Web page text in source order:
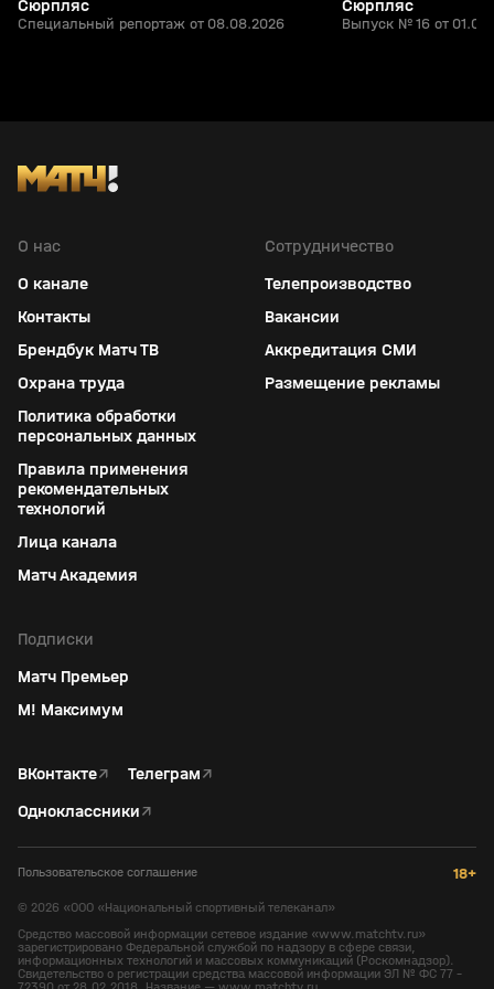
Сюрпляс
Специальный репортаж от 08.08.2026
Сюрпляс
Выпуск № 16 от
О нас
О канале
Контакты
Брендбук Матч ТВ
Охрана труда
Политика обработки
персональных данных
Правила применения
рекомендательных
технологий
Лица канала
Матч Академия
Сотрудничество
Телепроизводство
Вакансии
Аккредитация СМИ
Размещение рекламы
Подписки
Матч Премьер
М! Максимум
ВКонтакте↗ Телеграм↗
Одноклассники↗
Пользовательское соглашение 18+
© 2026 «ООО «Национальный спортивный телеканал»
Средство массовой информации сетевое издание «www.matchtv.ru»
зарегистрировано Федеральной службой по надзору в сфере связи,
информационных технологий и массовых коммуникаций (Роскомнадзор).
Свидетельство о регистрации средства массовой информации ЭЛ № ФС 77 -